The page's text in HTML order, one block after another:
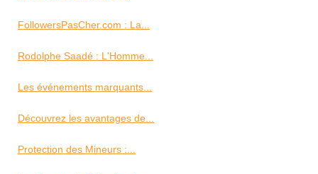
FollowersPasCher.com : La...
Rodolphe Saadé : L'Homme...
Les événements marquants...
Découvrez les avantages de...
Protection des Mineurs :...